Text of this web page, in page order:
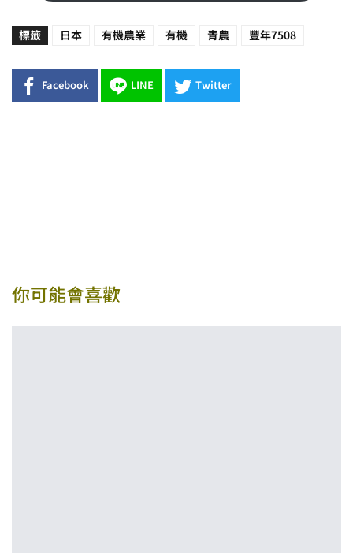
標籤 日本 有機農業 有機 青農 豐年7508
Facebook LINE Twitter
你可能會喜歡